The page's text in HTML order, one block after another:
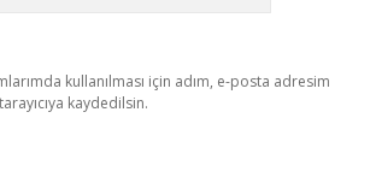
kullanılması için adım, e-posta adresim
kaydedilsin.